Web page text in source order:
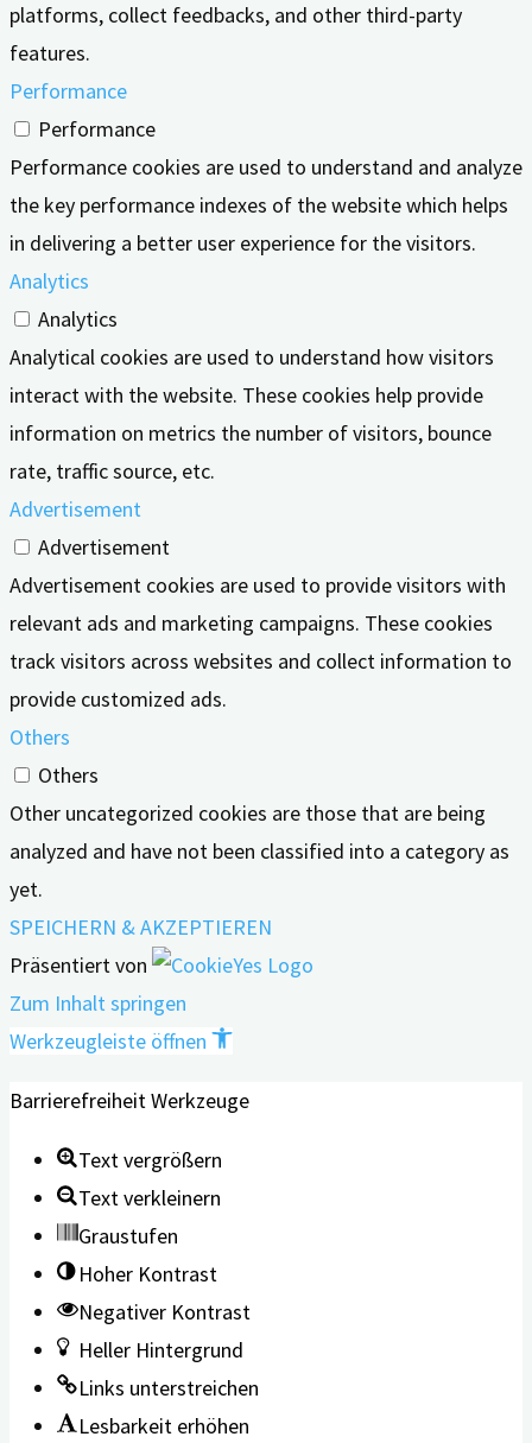
platforms, collect feedbacks, and other third-party
features.
Performance
Performance
Performance cookies are used to understand and analyze
the key performance indexes of the website which helps
in delivering a better user experience for the visitors.
Analytics
Analytics
Analytical cookies are used to understand how visitors
interact with the website. These cookies help provide
information on metrics the number of visitors, bounce
rate, traffic source, etc.
Advertisement
Advertisement
Advertisement cookies are used to provide visitors with
relevant ads and marketing campaigns. These cookies
track visitors across websites and collect information to
provide customized ads.
Others
Others
Other uncategorized cookies are those that are being
analyzed and have not been classified into a category as
yet.
SPEICHERN & AKZEPTIEREN
Präsentiert von
Zum Inhalt springen
Werkzeugleiste öffnen
Barrierefreiheit Werkzeuge
Text vergrößern
Text verkleinern
Graustufen
Hoher Kontrast
Negativer Kontrast
Heller Hintergrund
Links unterstreichen
Lesbarkeit erhöhen